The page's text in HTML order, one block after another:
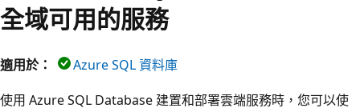
全域可用的服務
適用於：
Azure SQL 資料庫
使用 Azure SQL Database 建置和部署雲端服務時，您可以使